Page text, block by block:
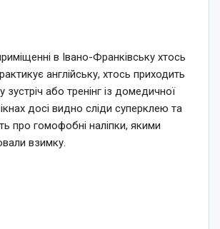
в Івано-Франківську хтось
англійську, хтось приходить
зустріч або тренінг із домедичної
досі видно сліди суперклею та
про гомофобні наліпки, якими
взимку.